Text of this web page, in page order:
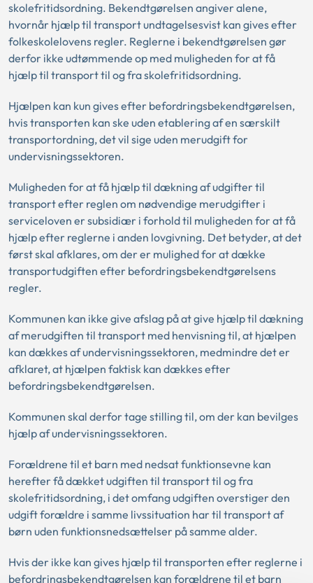
skolefritidsordning. Bekendtgørelsen angiver alene,
hvornår hjælp til transport undtagelsesvist kan gives efter
folkeskolelovens regler. Reglerne i bekendtgørelsen gør
derfor ikke udtømmende op med muligheden for at få
hjælp til transport til og fra skolefritidsordning.
Hjælpen kan kun gives efter befordringsbekendtgørelsen,
hvis transporten kan ske uden etablering af en særskilt
transportordning, det vil sige uden merudgift for
undervisningssektoren.
Muligheden for at få hjælp til dækning af udgifter til
transport efter reglen om nødvendige merudgifter i
serviceloven er subsidiær i forhold til muligheden for at få
hjælp efter reglerne i anden lovgivning. Det betyder, at det
først skal afklares, om der er mulighed for at dække
transportudgiften efter befordringsbekendtgørelsens
regler.
Kommunen kan ikke give afslag på at give hjælp til dækning
af merudgiften til transport med henvisning til, at hjælpen
kan dækkes af undervisningssektoren, medmindre det er
afklaret, at hjælpen faktisk kan dækkes efter
befordringsbekendtgørelsen.
Kommunen skal derfor tage stilling til, om der kan bevilges
hjælp af undervisningssektoren.
Forældrene til et barn med nedsat funktionsevne kan
herefter få dækket udgiften til transport til og fra
skolefritidsordning, i det omfang udgiften overstiger den
udgift forældre i samme livssituation har til transport af
børn uden funktionsnedsættelser på samme alder.
Hvis der ikke kan gives hjælp til transporten efter reglerne i
befordringsbekendtgørelsen kan forældrene til et barn